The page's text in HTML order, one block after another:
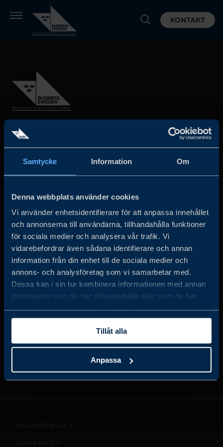
Samtycke Information Om
Denna webbplats använder cookies
Vi använder enhetsidentifierare för att anpassa innehållet
och annonserna till användarna, tillhandahålla funktioner
för sociala medier och analysera vår trafik. Vi
vidarebefordrar även sådana identifierare och annan
information från din enhet till de sociala medier och
annons- och analysföretag som vi samarbetar med.
Dessa kan i sin tur kombinera informationen med annan
information som du har tillhandahållit eller som de har
samlat in när du har använt deras tjänster.
Tillåt alla
Anpassa
KONTAKT
Business Sweden arbetar på uppdrag av regeringen och
det privata näringslivet för att hjälpa svenska företag att
öka sin globala försäljning och internationella företag att
JOBBA HOS OSS
OM OSS
VISSELBLÅSARTJÄNST
KONTAKT
INTEGRITETSPOLICY
COOKIE POLICY